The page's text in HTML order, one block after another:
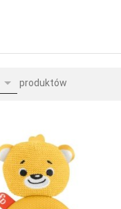
produktów